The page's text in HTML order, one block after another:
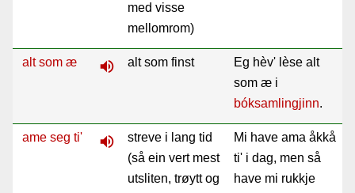
med visse
mellomrom)
alt som æ volume_up alt som finst
Eg hèv' lèse alt
som æ i
bóksamlingjinn.
ame seg ti' volume_up
streve i lang tid
(så ein vert mest
utsliten, trøytt og
Mi have ama åkkå
ti' i dag, men så
have mi rukkje